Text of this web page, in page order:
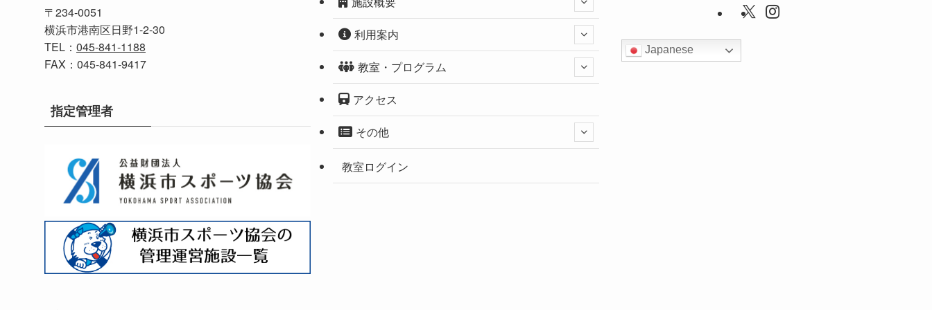
〒234-0051
横浜市港南区日野1-2-30
TEL： 045-841-1188
FAX：045-841-9417
指定管理者
利用案内
教室・プログラム
アクセス
その他
教室ログイン
Japanese